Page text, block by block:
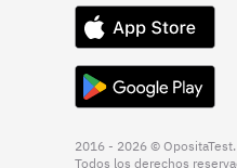
2016 - 2026 © OpositaTest.
Todos los derechos